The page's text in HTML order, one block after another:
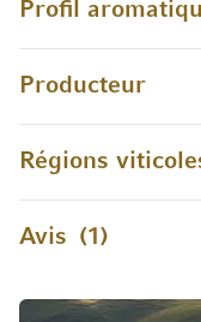
Profil
Producteur
Régions
Avis 1